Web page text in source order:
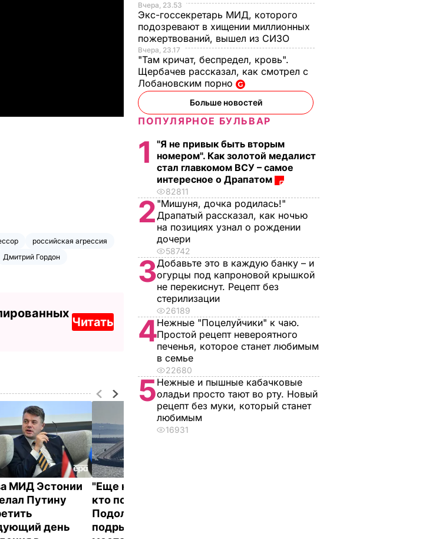
российская агрессия
Дмитрий Гордон
Читать
МИД Эстонии
Путину
день
"Еще не очевидно,
кто подорвал мост?"
Подоляк считает
подрыв Крымского
Вчера, 23.53
Экс-госсекретарь МИД, которого
подозревают в хищении миллионных
пожертвований, вышел из СИЗО
Вчера, 23.17
"Там кричат, беспредел, кровь".
Щербачев рассказал, как смотрел с
Лобановским порно
Больше новостей
ПОПУЛЯРНОЕ БУЛЬВАР
1
"Я не привык быть вторым
номером". Как золотой медалист
стал главкомом ВСУ – самое
интересное о Драпатом
82811
2 "Мишуня, дочка родилась!"
Драпатый рассказал, как ночью
на позициях узнал о рождении
дочери
58742
3Добавьте это в каждую банку – и
огурцы под капроновой крышкой
не перекиснут. Рецепт без
стерилизации
26189
4Нежные "Поцелуйчики" к чаю.
Простой рецепт невероятного
печенья, которое станет любимым
в семье
22680
5Нежные и пышные кабачковые
оладьи просто тают во рту. Новый
рецепт без муки, который станет
любимым
16931